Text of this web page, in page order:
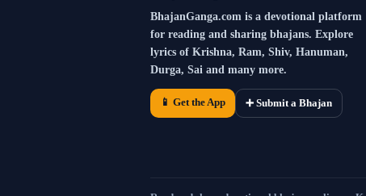
BhajanGanga.com is a devotional platform
for reading and sharing bhajans. Explore
lyrics of Krishna, Ram, Shiv, Hanuman,
Durga, Sai and many more.
📱 Get the App ➕ Submit a Bhajan